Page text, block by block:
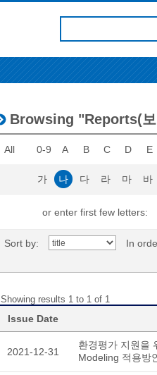
Browsing "Reports(
All 0-9 A B C D E
가 나 다 라 마 바
or enter first few letters:
Sort by: In
Showing results 1 to 1 of 1
Issue Date
2021-12-31
환경평가 지원을
Modeling 적용방